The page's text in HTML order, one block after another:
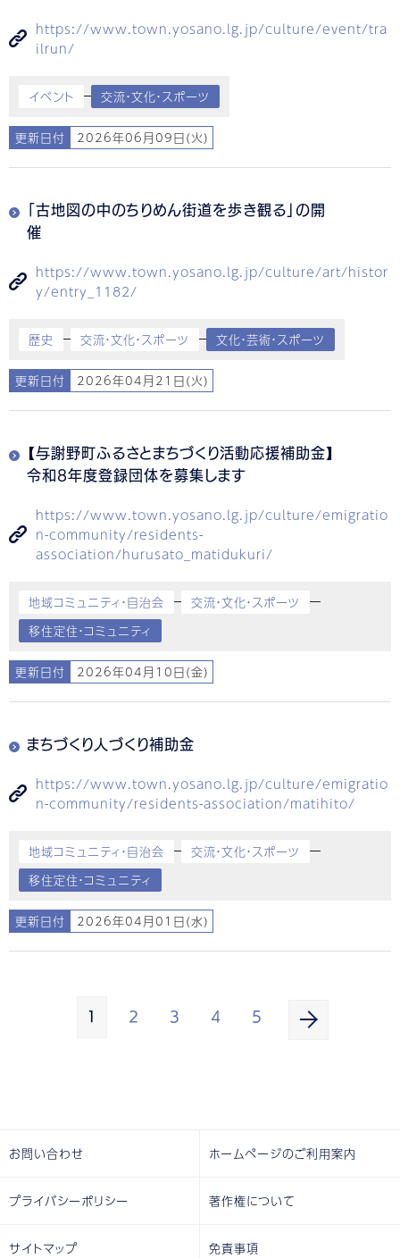
https://www.town.yosano.lg.jp/culture/event/tra
ilrun/
イベント 交流・文化・スポーツ
更新日付 2026年06月09日(火)
「古地図の中のちりめん街道を歩き観る」の開
催
https://www.town.yosano.lg.jp/culture/art/histor
y/entry_1182/
歴史 交流・文化・スポーツ 文化・芸術・スポーツ
更新日付 2026年04月21日(火)
【与謝野町ふるさとまちづくり活動応援補助金】
令和8年度登録団体を募集します
https://www.town.yosano.lg.jp/culture/emigratio
n-community/residents-
association/hurusato_matidukuri/
地域コミュニティ・自治会
交流・文化・スポーツ
移住定住・コミュニティ
更新日付 2026年04月10日(金)
まちづくり人づくり補助金
https://www.town.yosano.lg.jp/culture/emigratio
n-community/residents-association/matihito/
地域コミュニティ・自治会
交流・文化・スポーツ
移住定住・コミュニティ
更新日付 2026年04月01日(水)
1 2 3 4 5
お問い合わせ ホームページのご利用案内
プライバシーポリシー 著作権について
サイトマップ 免責事項